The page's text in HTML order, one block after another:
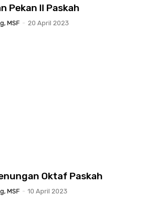
Pekan II Paskah
MSF - 20 April 2023
Oktaf Paskah
MSF - 10 April 2023